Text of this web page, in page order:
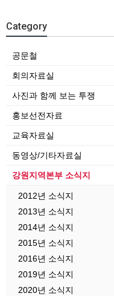
Category
공문철
회의자료실
사진과 함께 보는 투쟁
홍보선전자료
교육자료실
동영상/기타자료실
강원지역본부 소식지
2012년 소식지
2013년 소식지
2014년 소식지
2015년 소식지
2016년 소식지
2019년 소식지
2020년 소식지